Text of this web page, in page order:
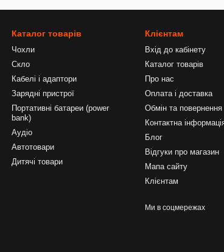
Каталог товарів
Чохли
Скло
Кабелі і адаптори
Зарядні пристрої
Портативні батареи (power
bank)
Аудіо
Автотовари
Дитячі товари
Клієнтам
Вхід до кабінету
Каталог товарів
Про нас
Оплата і доставка
Обмін та повернення
Контактна
Блог
Відгуки про магазин
Мапа сайту
Клієнтам
Ми в соцмережах